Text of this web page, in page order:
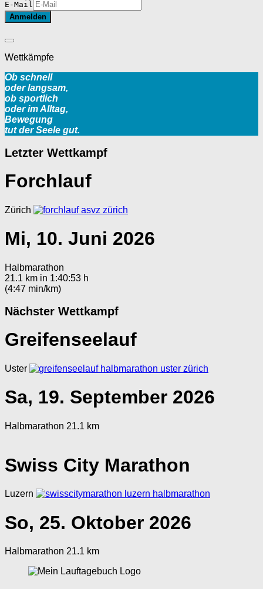
E-Mail
Wettkämpfe
Ob schnell
oder langsam,
ob sportlich
oder im Alltag,
Bewegung
tut der Seele gut.
Letzter Wettkampf
Forchlauf
Zürich
Mi, 10. Juni 2026
Halbmarathon
21.1 km in 1:40:53 h
(4:47 min/km)
Nächster Wettkampf
Greifenseelauf
Uster
Sa, 19. September 2026
Halbmarathon 21.1 km
Swiss City Marathon
Luzern
So, 25. Oktober 2026
Halbmarathon 21.1 km